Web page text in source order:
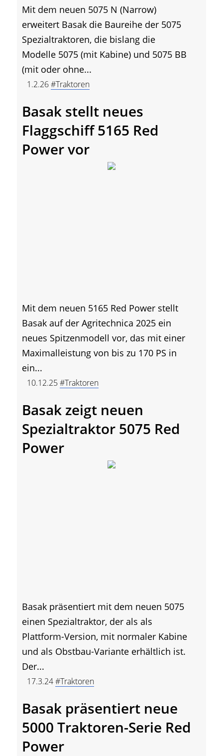
Mit dem neuen 5075 N (Narrow)
erweitert Basak die Baureihe der 5075
Spezialtraktoren, die bislang die
Modelle 5075 (mit Kabine) und 5075 BB
(mit oder ohne...
1.2.26#Traktoren
Basak stellt neues
Flaggschiff 5165 Red
Power vor
Mit dem neuen 5165 Red Power stellt
Basak auf der Agritechnica 2025 ein
neues Spitzenmodell vor, das mit einer
Maximalleistung von bis zu 170 PS in
ein...
10.12.25#Traktoren
Basak zeigt neuen
Spezialtraktor 5075 Red
Power
Basak präsentiert mit dem neuen 5075
einen Spezialtraktor, der als als
Plattform-Version, mit normaler Kabine
und als Obstbau-Variante erhältlich ist.
Der...
17.3.24#Traktoren
Basak präsentiert neue
5000 Traktoren-Serie Red
Power